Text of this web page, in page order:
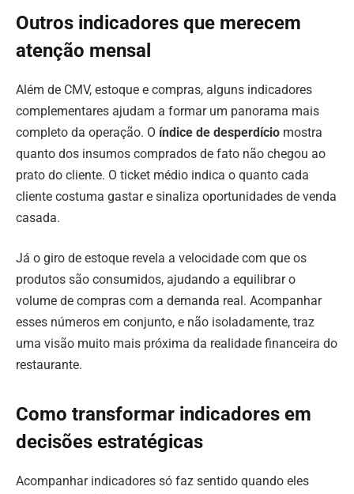
Outros indicadores que merecem
atenção mensal
Além de CMV, estoque e compras, alguns indicadores
complementares ajudam a formar um panorama mais
completo da operação. O índice de desperdício mostra
quanto dos insumos comprados de fato não chegou ao
prato do cliente. O ticket médio indica o quanto cada
cliente costuma gastar e sinaliza oportunidades de venda
casada.
Já o giro de estoque revela a velocidade com que os
produtos são consumidos, ajudando a equilibrar o
volume de compras com a demanda real. Acompanhar
esses números em conjunto, e não isoladamente, traz
uma visão muito mais próxima da realidade financeira do
restaurante.
Como transformar indicadores em
decisões estratégicas
Acompanhar indicadores só faz sentido quando eles